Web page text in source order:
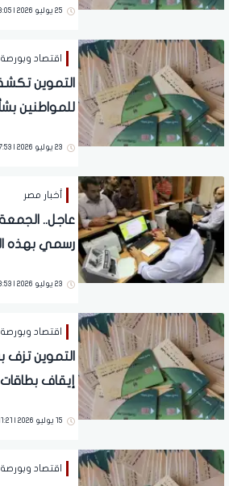
25 يوليو 2026 | 03:05 مساءً
اقتصاد وبورصة
التموين
للمواطنين
23 يوليو 2026 | 07:53 مساءً
أخبار مصر
عاجل..
رسمي بهذه
23 يوليو 2026 | 03:53 مساءً
اقتصاد وبورصة
التموين تزف
إيقاف
15 يوليو 2026 | 11:21 صباحاً
اقتصاد وبورصة